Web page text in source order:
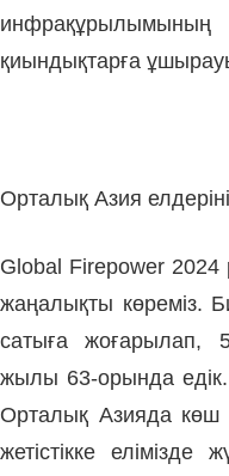
қиындықтарға
Орталық Азия
Global Firepower 2024
жаңалықты көреміз.
сатыға жоғарылап,
жылы 63-орында
Орталық Азияда
же­тістікке елімізде